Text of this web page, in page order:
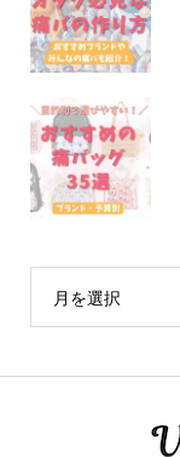
月を選択